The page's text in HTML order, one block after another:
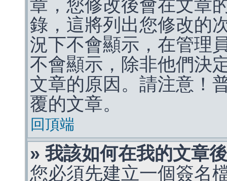
章，您修改後會在文章
錄，這將列出您修改的
況下不會顯示，在管理
不會顯示，除非他們決
文章的原因。請注意！
覆的文章。
回頂端
» 我該如何在我的文章
您必須先建立一個簽名